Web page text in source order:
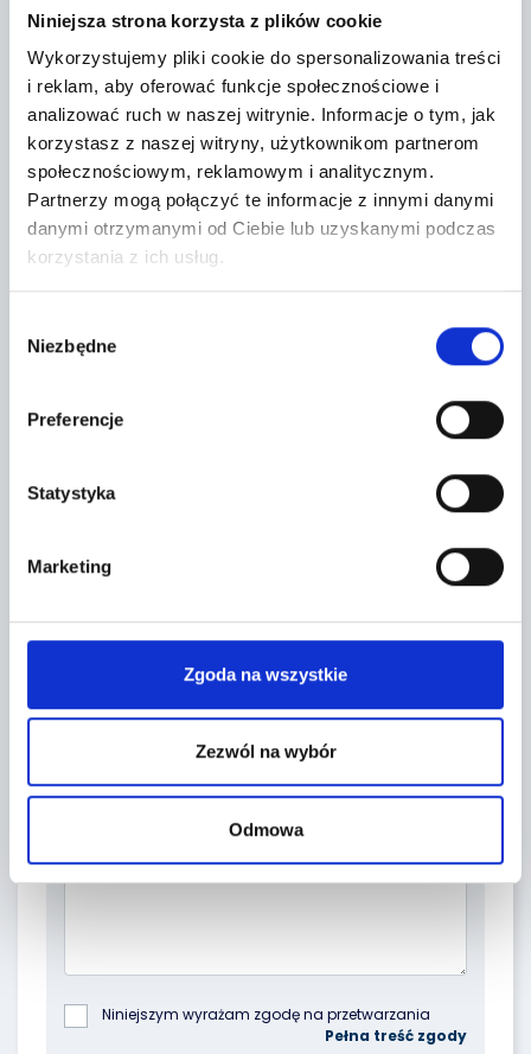
Niniejsza strona korzysta z plików cookie
Wykorzystujemy pliki cookie do spersonalizowania treści
i reklam, aby oferować funkcje społecznościowe i
analizować ruch w naszej witrynie. Informacje o tym, jak
korzystasz z naszej witryny, użytkownikom partnerom
społecznościowym, reklamowym i analitycznym.
Partnerzy mogą połączyć te informacje z innymi danymi
danymi otrzymanymi od Ciebie lub uzyskanymi podczas
korzystania z ich usług.
zgody
Niezbędne
Preferencje
Statystyka
Marketing
Zgoda na wszystkie
Zezwól na wybór
Odmowa
−
Topic *
Niniejszym wyrażam zgodę na przetwarzania
podanych przeze mnie danych osobowych przez